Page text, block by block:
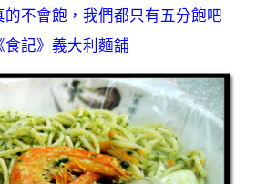
的不會飽，我們都只有五分飽吧